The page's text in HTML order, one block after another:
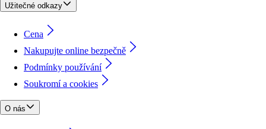
Užitečné odkazy
Cena
Nakupujte online bezpečně
Podmínky používání
Soukromí a cookies
O nás